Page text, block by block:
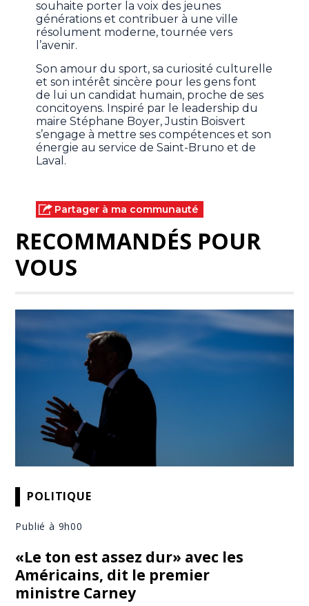
souhaite porter la voix des jeunes
générations et contribuer à une ville
résolument moderne, tournée vers
l’avenir.
Son amour du sport, sa curiosité culturelle
et son intérêt sincère pour les gens font
de lui un candidat humain, proche de ses
concitoyens. Inspiré par le leadership du
maire Stéphane Boyer, Justin Boisvert
s’engage à mettre ses compétences et son
énergie au service de Saint-Bruno et de
Laval.
Partager à ma communauté
RECOMMANDÉS POUR
VOUS
POLITIQUE
Publié à 9h00
«Le ton est assez dur» avec les
Américains, dit le premier
ministre Carney